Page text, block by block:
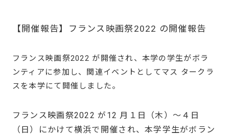
【開催報告】フランス映画祭2022 の開催報告
フランス映画祭2022 が開催され、本学の学生がボラ
ンティアに参加し、関連イベントとしてマス タークラ
スを本学にて開催しました。
フランス映画祭2022 が12 月１日（木）～４日
（日）にかけて横浜で開催され、本学学生がボラン